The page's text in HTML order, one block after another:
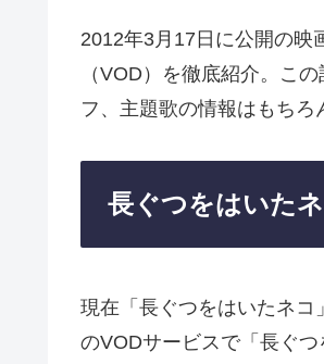
2012年3月17日に公開の映
（VOD）を徹底紹介。こ
フ、主題歌の情報はもちろ
長ぐつをはいた
現在「長ぐつをはいたネ
のVODサービスで「長ぐつ